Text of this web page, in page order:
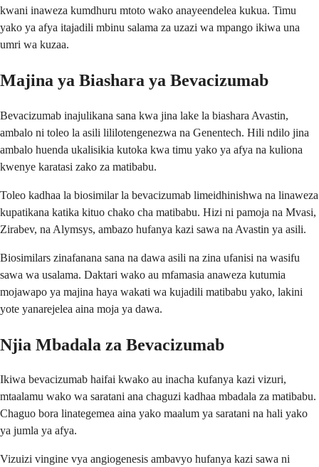
kwani inaweza kumdhuru mtoto wako anayeendelea kukua. Timu
yako ya afya itajadili mbinu salama za uzazi wa mpango ikiwa una
umri wa kuzaa.
Majina ya Biashara ya Bevacizumab
Bevacizumab inajulikana sana kwa jina lake la biashara Avastin,
ambalo ni toleo la asili lililotengenezwa na Genentech. Hili ndilo jina
ambalo huenda ukalisikia kutoka kwa timu yako ya afya na kuliona
kwenye karatasi zako za matibabu.
Toleo kadhaa la biosimilar la bevacizumab limeidhinishwa na linaweza
kupatikana katika kituo chako cha matibabu. Hizi ni pamoja na Mvasi,
Zirabev, na Alymsys, ambazo hufanya kazi sawa na Avastin ya asili.
Biosimilars zinafanana sana na dawa asili na zina ufanisi na wasifu
sawa wa usalama. Daktari wako au mfamasia anaweza kutumia
mojawapo ya majina haya wakati wa kujadili matibabu yako, lakini
yote yanarejelea aina moja ya dawa.
Njia Mbadala za Bevacizumab
Ikiwa bevacizumab haifai kwako au inacha kufanya kazi vizuri,
mtaalamu wako wa saratani ana chaguzi kadhaa mbadala za matibabu.
Chaguo bora linategemea aina yako maalum ya saratani na hali yako
ya jumla ya afya.
Vizuizi vingine vya angiogenesis ambavyo hufanya kazi sawa ni